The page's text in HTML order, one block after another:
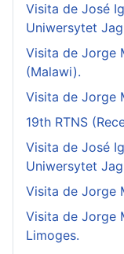
Visita de José
Uniwersytet
Visita de Jorge
(Malawi).
Visita de Jorge
19th RTNS
Visita de José
Uniwersytet
Visita de Jorge
Visita de Jorge
Limoges.